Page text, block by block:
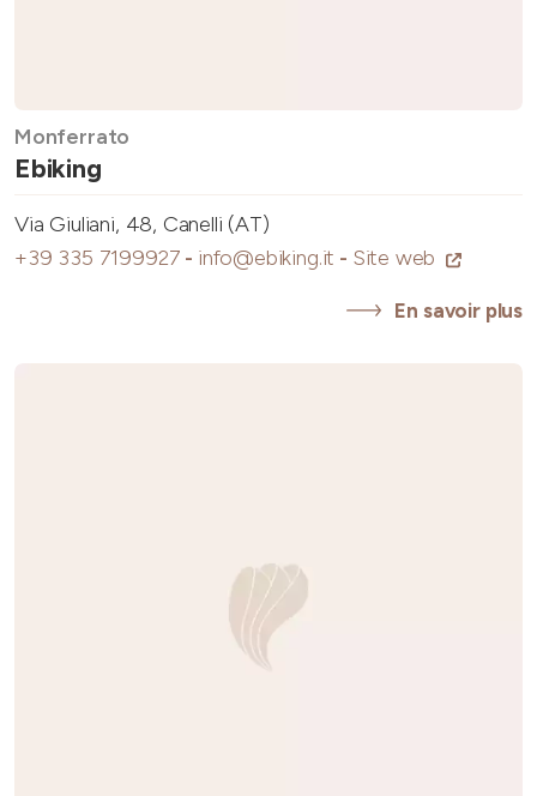
Monferrato
Ebiking
Via Giuliani, 48, Canelli (AT)
+39 335 7199927 - info@ebiking.it - Site web
En savoir plus